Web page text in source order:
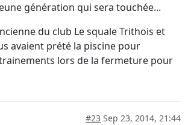
génération qui sera touchée...
du club Le squale Trithois et
avaient prété la piscine pour
lors de la fermeture pour
#23 Sep 23, 2014, 21:44